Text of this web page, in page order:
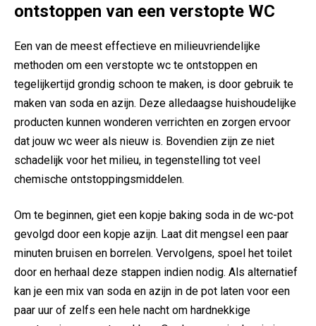
ontstoppen van een verstopte WC
Een van de meest effectieve en milieuvriendelijke
methoden om een verstopte wc te ontstoppen en
tegelijkertijd grondig schoon te maken, is door gebruik te
maken van soda en azijn. Deze alledaagse huishoudelijke
producten kunnen wonderen verrichten en zorgen ervoor
dat jouw wc weer als nieuw is. Bovendien zijn ze niet
schadelijk voor het milieu, in tegenstelling tot veel
chemische ontstoppingsmiddelen.
Om te beginnen, giet een kopje baking soda in de wc-pot
gevolgd door een kopje azijn. Laat dit mengsel een paar
minuten bruisen en borrelen. Vervolgens, spoel het toilet
door en herhaal deze stappen indien nodig. Als alternatief
kan je een mix van soda en azijn in de pot laten voor een
paar uur of zelfs een hele nacht om hardnekkige